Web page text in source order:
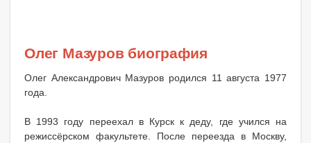
Олег Мазуров биография
Олег Александрович Мазуров родился 11 августа 1977
года.
В 1993 году переехал в Курск к деду, где учился на
режиссёрском факультете. После переезда в Москву,